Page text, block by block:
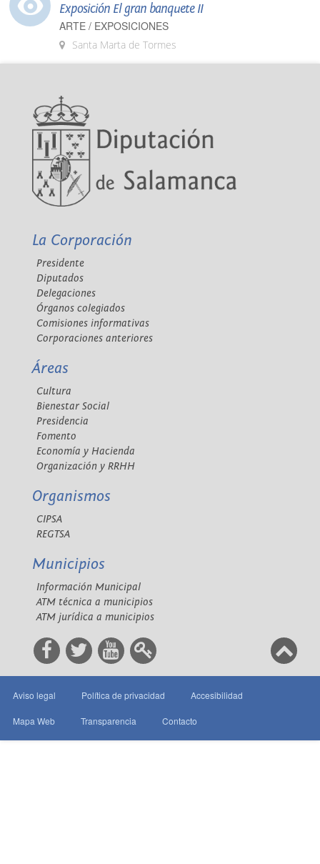
Exposición El gran banquete II
ARTE / EXPOSICIONES
Santa Marta de Tormes
La Corporación
Presidente
Diputados
Delegaciones
Órganos colegiados
Comisiones informativas
Corporaciones anteriores
Áreas
Cultura
Bienestar Social
Presidencia
Fomento
Economía y Hacienda
Organización y RRHH
Organismos
CIPSA
REGTSA
Municipios
Información Municipal
ATM técnica a municipios
ATM jurídica a municipios
Aviso legal Política de privacidad Accesibilidad
Mapa Web Transparencia Contacto